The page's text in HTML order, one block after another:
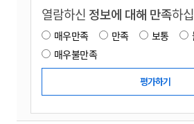
열람하신 정보에 대해 만족하
매우만족 만족 보통
매우불만족